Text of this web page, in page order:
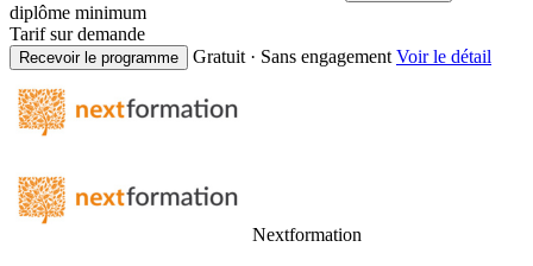
diplôme minimum
Tarif sur demande
Recevoir le programme Gratuit · Sans engagement Voir le détail
Nextformation